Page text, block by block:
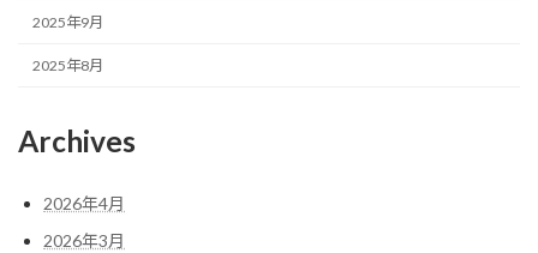
2025年9月
2025年8月
Archives
2026年4月
2026年3月